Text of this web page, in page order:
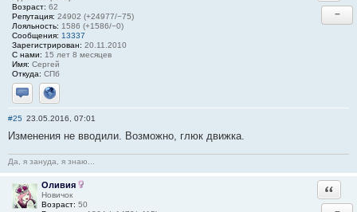
Возраст: 62
Репутация: 24902 (+24977/−75)
Лояльность: 1586 (+1586/−0)
Сообщения: 13337
Зарегистрирован: 20.11.2010
С нами: 15 лет 8 месяцев
Имя: Сергей
Откуда: СПб
Отправить личное сообщение
Сайт
−
#25 23.05.2016, 07:01
Изменения не вводили. Возможно, глюк движка.
Да, я зануда, я знаю...
Оливия
Новичок
Возраст: 50